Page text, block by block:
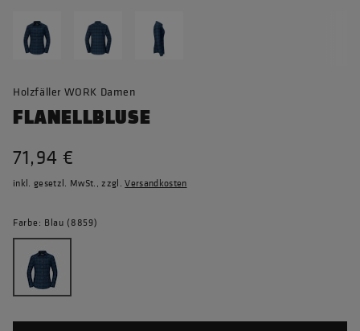
Holzfäller WORK Damen
FLANELLBLUSE
71,94 €
inkl. gesetzl. MwSt., zzgl.Versandkosten
Farbe: Blau (8859)